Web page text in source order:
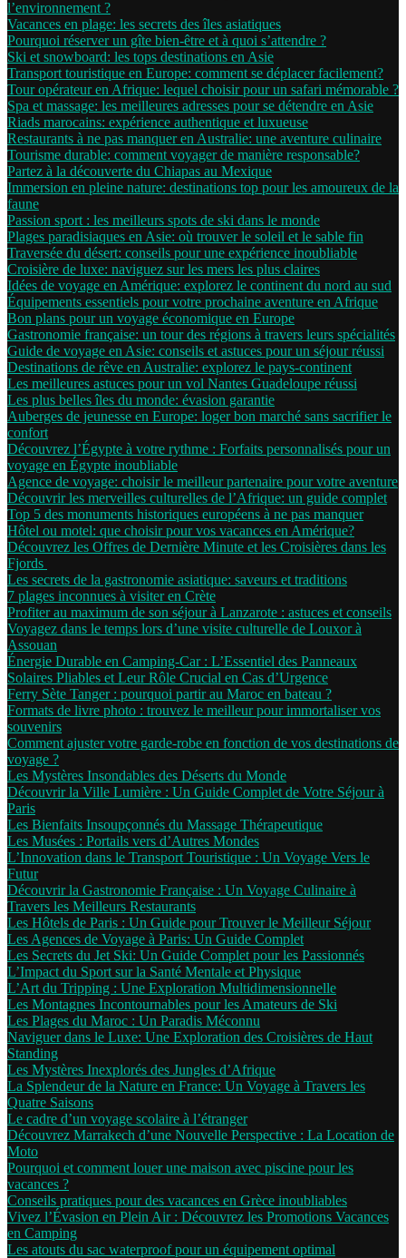
l’environnement ?
Vacances en plage: les secrets des îles asiatiques
Pourquoi réserver un gîte bien-être et à quoi s’attendre ?
Ski et snowboard: les tops destinations en Asie
Transport touristique en Europe: comment se déplacer facilement?
Tour opérateur en Afrique: lequel choisir pour un safari mémorable ?
Spa et massage: les meilleures adresses pour se détendre en Asie
Riads marocains: expérience authentique et luxueuse
Restaurants à ne pas manquer en Australie: une aventure culinaire
Tourisme durable: comment voyager de manière responsable?
Partez à la découverte du Chiapas au Mexique
Immersion en pleine nature: destinations top pour les amoureux de la
faune
Passion sport : les meilleurs spots de ski dans le monde
Plages paradisiaques en Asie: où trouver le soleil et le sable fin
Traversée du désert: conseils pour une expérience inoubliable
Croisière de luxe: naviguez sur les mers les plus claires
Idées de voyage en Amérique: explorez le continent du nord au sud
Équipements essentiels pour votre prochaine aventure en Afrique
Bon plans pour un voyage économique en Europe
Gastronomie française: un tour des régions à travers leurs spécialités
Guide de voyage en Asie: conseils et astuces pour un séjour réussi
Destinations de rêve en Australie: explorez le pays-continent
Les meilleures astuces pour un vol Nantes Guadeloupe réussi
Les plus belles îles du monde: évasion garantie
Auberges de jeunesse en Europe: loger bon marché sans sacrifier le
confort
Découvrez l’Égypte à votre rythme : Forfaits personnalisés pour un
voyage en Égypte inoubliable
Agence de voyage: choisir le meilleur partenaire pour votre aventure
Découvrir les merveilles culturelles de l’Afrique: un guide complet
Top 5 des monuments historiques européens à ne pas manquer
Hôtel ou motel: que choisir pour vos vacances en Amérique?
Découvrez les Offres de Dernière Minute et les Croisières dans les
Fjords
Les secrets de la gastronomie asiatique: saveurs et traditions
7 plages inconnues à visiter en Crète
Profiter au maximum de son séjour à Lanzarote : astuces et conseils
Voyagez dans le temps lors d’une visite culturelle de Louxor à
Assouan
Énergie Durable en Camping-Car : L’Essentiel des Panneaux
Solaires Pliables et Leur Rôle Crucial en Cas d’Urgence
Ferry Sète Tanger : pourquoi partir au Maroc en bateau ?
Formats de livre photo : trouvez le meilleur pour immortaliser vos
souvenirs
Comment ajuster votre garde-robe en fonction de vos destinations de
voyage ?
Les Mystères Insondables des Déserts du Monde
Découvrir la Ville Lumière : Un Guide Complet de Votre Séjour à
Paris
Les Bienfaits Insoupçonnés du Massage Thérapeutique
Les Musées : Portails vers d’Autres Mondes
L’Innovation dans le Transport Touristique : Un Voyage Vers le
Futur
Découvrir la Gastronomie Française : Un Voyage Culinaire à
Travers les Meilleurs Restaurants
Les Hôtels de Paris : Un Guide pour Trouver le Meilleur Séjour
Les Agences de Voyage à Paris: Un Guide Complet
Les Secrets du Jet Ski: Un Guide Complet pour les Passionnés
L’Impact du Sport sur la Santé Mentale et Physique
L’Art du Tripping : Une Exploration Multidimensionnelle
Les Montagnes Incontournables pour les Amateurs de Ski
Les Plages du Maroc : Un Paradis Méconnu
Naviguer dans le Luxe: Une Exploration des Croisières de Haut
Standing
Les Mystères Inexplorés des Jungles d’Afrique
La Splendeur de la Nature en France: Un Voyage à Travers les
Quatre Saisons
Le cadre d’un voyage scolaire à l’étranger
Découvrez Marrakech d’une Nouvelle Perspective : La Location de
Moto
Pourquoi et comment louer une maison avec piscine pour les
vacances ?
Conseils pratiques pour des vacances en Grèce inoubliables
Vivez l’Évasion en Plein Air : Découvrez les Promotions Vacances
en Camping
Les atouts du sac waterproof pour un équipement optimal